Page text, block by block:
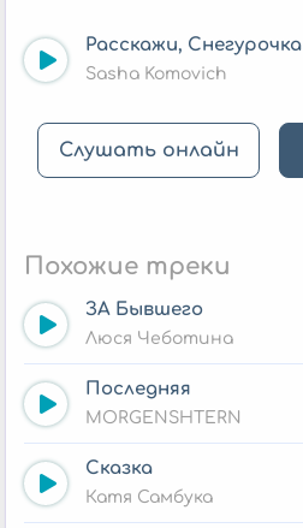
Расскажи, Снегурочка
Sasha Komovich
Слушать онлайн
Похожие треки
ЗА Бывшего
Люся Чеботина
Последняя
MORGENSHTERN
Сказка
Катя Самбука